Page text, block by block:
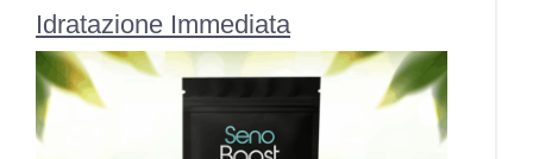
Idratazione Immediata